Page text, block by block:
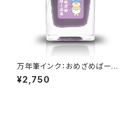
万年筆インク：おめざめぱーぷ
る くわいえっと
¥2,750